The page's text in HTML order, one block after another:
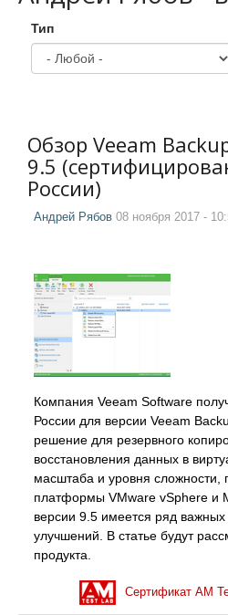
Тип
Обзор Veeam
9.5
России)
Андрей Рябов 08 ноября 2017 -
Компания Veeam Software
России для версии Veeam
решение для резервного
восстановления данных в
масштаба и уровня
платформы VMware vSphere и
версии 9.5 имеется ряд
улучшений. В статье будут
продукта.
Сертификат AM